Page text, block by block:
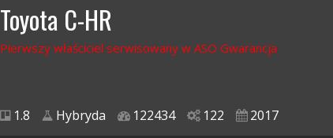
Toyota C-HR
Pierwszy właściciel serwisowany w ASO Gwarancja
1.8 Hybryda 122434 122 2017